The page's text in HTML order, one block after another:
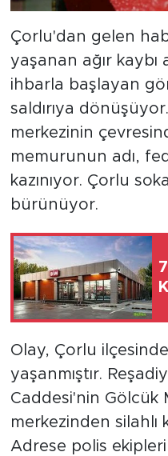
Çorlu'dan gelen
yaşanan ağır kaybı
ihbarla başlayan
saldırıya
merkezinin
memurunun adı,
kazınıyor. Çorlu
bürünüyor.
Olay, Çorlu ilçesinde
yaşanmıştır.
Caddesi'nin Gölcük
merkezinden silahlı
Adrese polis